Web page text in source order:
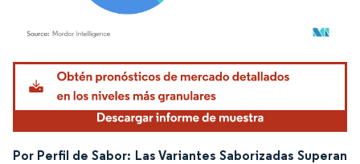
Imagen © Mordor Intelligence. El uso requiere atribución según CC BY 4.0.
Por Perfil de Sabor: Las Variantes Saborizadas Superan